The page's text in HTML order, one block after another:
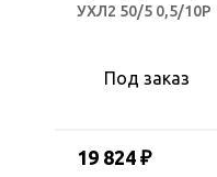
УХЛ2 50/5 0,5/10Р
Под заказ
19 824 ₽